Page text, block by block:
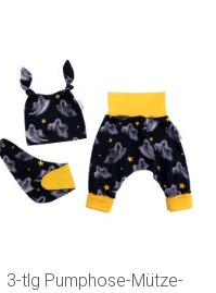
3-tlg Pumphose-Mütze-